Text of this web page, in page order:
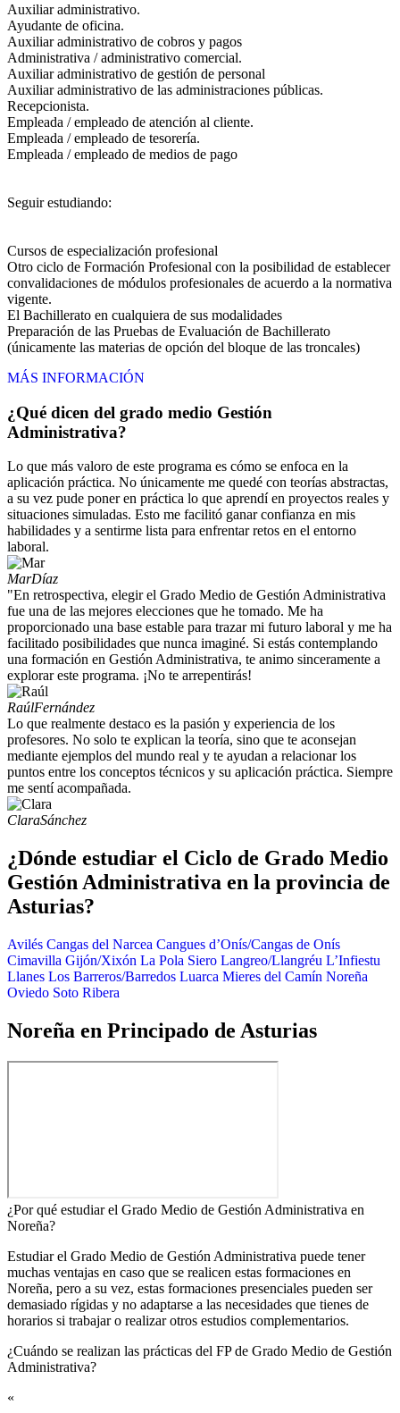
Auxiliar administrativo.
Ayudante de oficina.
Auxiliar administrativo de cobros y pagos
Administrativa / administrativo comercial.
Auxiliar administrativo de gestión de personal
Auxiliar administrativo de las administraciones públicas.
Recepcionista.
Empleada / empleado de atención al cliente.
Empleada / empleado de tesorería.
Empleada / empleado de medios de pago
Seguir estudiando:
Cursos de especialización profesional
Otro ciclo de Formación Profesional con la posibilidad de establecer
convalidaciones de módulos profesionales de acuerdo a la normativa
vigente.
El Bachillerato en cualquiera de sus modalidades
Preparación de las Pruebas de Evaluación de Bachillerato
(únicamente las materias de opción del bloque de las troncales)
MÁS INFORMACIÓN
¿Qué dicen del grado medio Gestión
Administrativa?
Lo que más valoro de este programa es cómo se enfoca en la
aplicación práctica. No únicamente me quedé con teorías abstractas,
a su vez pude poner en práctica lo que aprendí en proyectos reales y
situaciones simuladas. Esto me facilitó ganar confianza en mis
habilidades y a sentirme lista para enfrentar retos en el entorno
laboral.
MarDíaz
"En retrospectiva, elegir el Grado Medio de Gestión Administrativa
fue una de las mejores elecciones que he tomado. Me ha
proporcionado una base estable para trazar mi futuro laboral y me ha
facilitado posibilidades que nunca imaginé. Si estás contemplando
una formación en Gestión Administrativa, te animo sinceramente a
explorar este programa. ¡No te arrepentirás!
RaúlFernández
Lo que realmente destaco es la pasión y experiencia de los
profesores. No solo te explican la teoría, sino que te aconsejan
mediante ejemplos del mundo real y te ayudan a relacionar los
puntos entre los conceptos técnicos y su aplicación práctica. Siempre
me sentí acompañada.
ClaraSánchez
¿Dónde estudiar el Ciclo de Grado Medio
Gestión Administrativa en la provincia de
Asturias?
Avilés Cangas del Narcea Cangues d’Onís/Cangas de Onís
Cimavilla Gijón/Xixón La Pola Siero Langreo/Llangréu L’Infiestu
Llanes Los Barreros/Barredos Luarca Mieres del Camín Noreña
Oviedo Soto Ribera
Noreña en Principado de Asturias
¿Por qué estudiar el Grado Medio de Gestión Administrativa en
Noreña?
Estudiar el Grado Medio de Gestión Administrativa puede tener
muchas ventajas en caso que se realicen estas formaciones en
Noreña, pero a su vez, estas formaciones presenciales pueden ser
demasiado rígidas y no adaptarse a las necesidades que tienes de
horarios si trabajar o realizar otros estudios complementarios.
¿Cuándo se realizan las prácticas del FP de Grado Medio de Gestión
Administrativa?​
«